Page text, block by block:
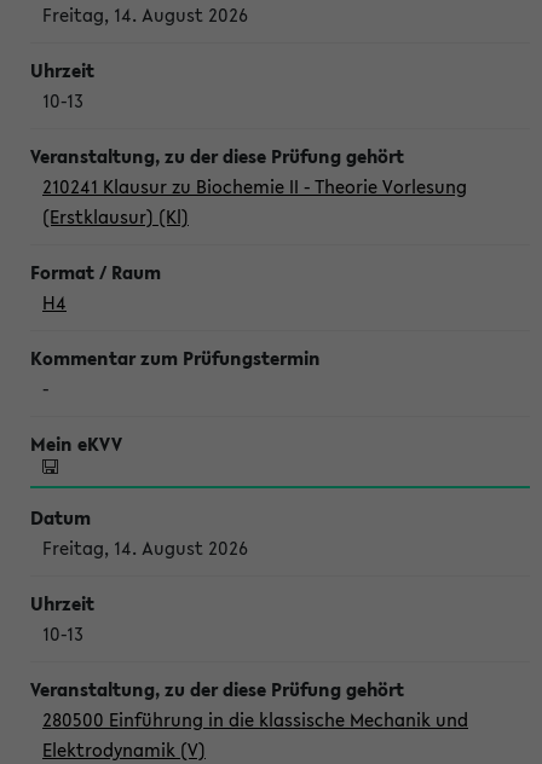
Freitag, 14. August 2026
10-13
210241 Klausur zu Biochemie II - Theorie Vorlesung
(Erstklausur) (Kl)
H4
-
Freitag, 14. August 2026
10-13
280500 Einführung in die klassische Mechanik und
Elektrodynamik (V)